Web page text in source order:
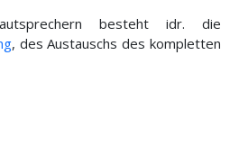
besteht idr. die
, des Austauschs des kompletten